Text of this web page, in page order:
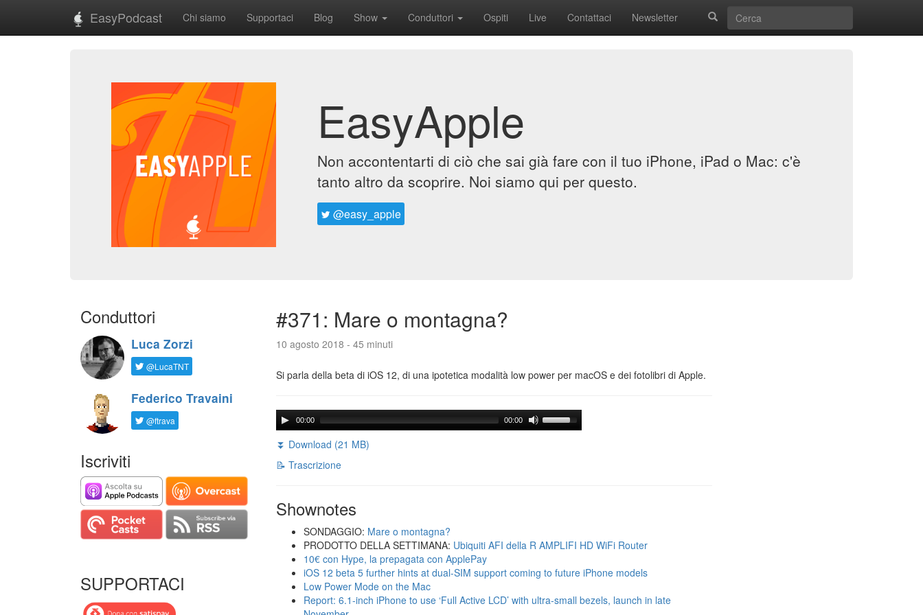
EasyPodcast Chi siamo Supportaci Blog Show Conduttori Ospiti Live Contattaci Newsletter
EasyApple
Non accontentarti di ciò che sai già fare con il tuo iPhone, iPad o Mac: c'è
tanto altro da scoprire. Noi siamo qui per questo.
@easy_apple
Conduttori
Luca Zorzi
@LucaTNT
Federico Travaini
@ftrava
Iscriviti
SUPPORTACI
#371: Mare o montagna?
10 agosto 2018 - 45 minuti
Si parla della beta di iOS 12, di una ipotetica modalità low power per macOS e dei fotolibri di Apple.
00:00 00:00
⏬ Download (21 MB)
📝 Trascrizione
Shownotes
SONDAGGIO: Mare o montagna?
PRODOTTO DELLA SETTIMANA: Ubiquiti AFI della R AMPLIFI HD WiFi Router
10€ con Hype, la prepagata con ApplePay
iOS 12 beta 5 further hints at dual-SIM support coming to future iPhone models
Low Power Mode on the Mac
Report: 6.1-inch iPhone to use ‘Full Active LCD’ with ultra-small bezels, launch in late